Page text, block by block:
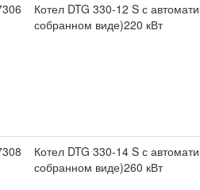
Котел DTG 330-12 S с
собранном виде)220 кВт
Котел DTG 330-14 S с
собранном виде)260 кВт